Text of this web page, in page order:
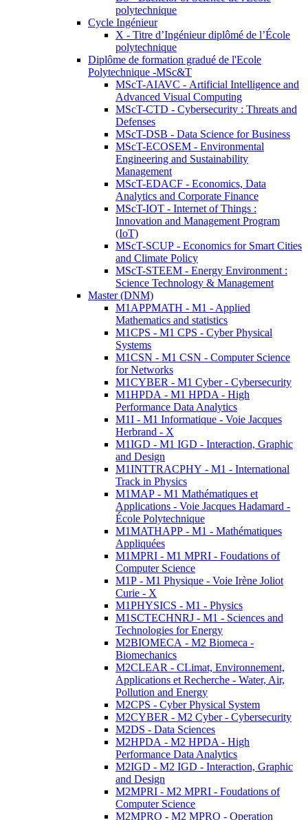
polytechnique
Cycle Ingénieur
X - Titre d’Ingénieur diplômé de l’École
polytechnique
Diplôme de formation gradué de l'Ecole
Polytechnique -MSc&T
MScT-AIAVC - Artificial Intelligence and
Advanced Visual Computing
MScT-CTD - Cybersecurity : Threats and
Defenses
MScT-DSB - Data Science for Business
MScT-ECOSEM - Environmental
Engineering and Sustainability
Management
MScT-EDACF - Economics, Data
Analytics and Corporate Finance
MScT-IOT - Internet of Things :
Innovation and Management Program
(IoT)
MScT-SCUP - Economics for Smart Cities
and Climate Policy
MScT-STEEM - Energy Environment :
Science Technology & Management
Master (DNM)
M1APPMATH - M1 - Applied
Mathematics and statistics
M1CPS - M1 CPS - Cyber Physical
Systems
M1CSN - M1 CSN - Computer Science
for Networks
M1CYBER - M1 Cyber - Cybersecurity
M1HPDA - M1 HPDA - High
Performance Data Analytics
M1I - M1 Informatique - Voie Jacques
Herbrand - X
M1IGD - M1 IGD - Interaction, Graphic
and Design
M1INTTRACPHY - M1 - International
Track in Physics
M1MAP - M1 Mathématiques et
Applications - Voie Jacques Hadamard -
École Polytechnique
M1MATHAPP - M1 - Mathématiques
Appliquées
M1MPRI - M1 MPRI - Foudations of
Computer Science
M1P - M1 Physique - Voie Irène Joliot
Curie - X
M1PHYSICS - M1 - Physics
M1SCTECHNRJ - M1 - Sciences and
Technologies for Energy
M2BIOMECA - M2 Biomeca -
Biomechanics
M2CLEAR - CLimat, Environnement,
Applications et Recherche - Water, Air,
Pollution and Energy
M2CPS - Cyber Physical System
M2CYBER - M2 Cyber - Cybersecurity
M2DS - Data Sciences
M2HPDA - M2 HPDA - High
Performance Data Analytics
M2IGD - M2 IGD - Interaction, Graphic
and Design
M2MPRI - M2 MPRI - Foudations of
Computer Science
M2MPRO - M2 MPRO - Operation